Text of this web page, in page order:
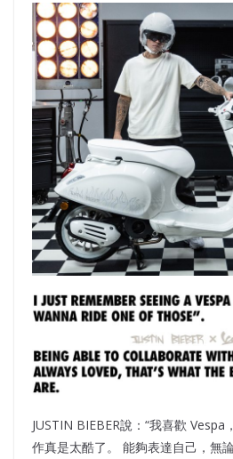
JUSTIN BIEBER說：“我喜歡
作真是太酷了。 能夠表達自己，無